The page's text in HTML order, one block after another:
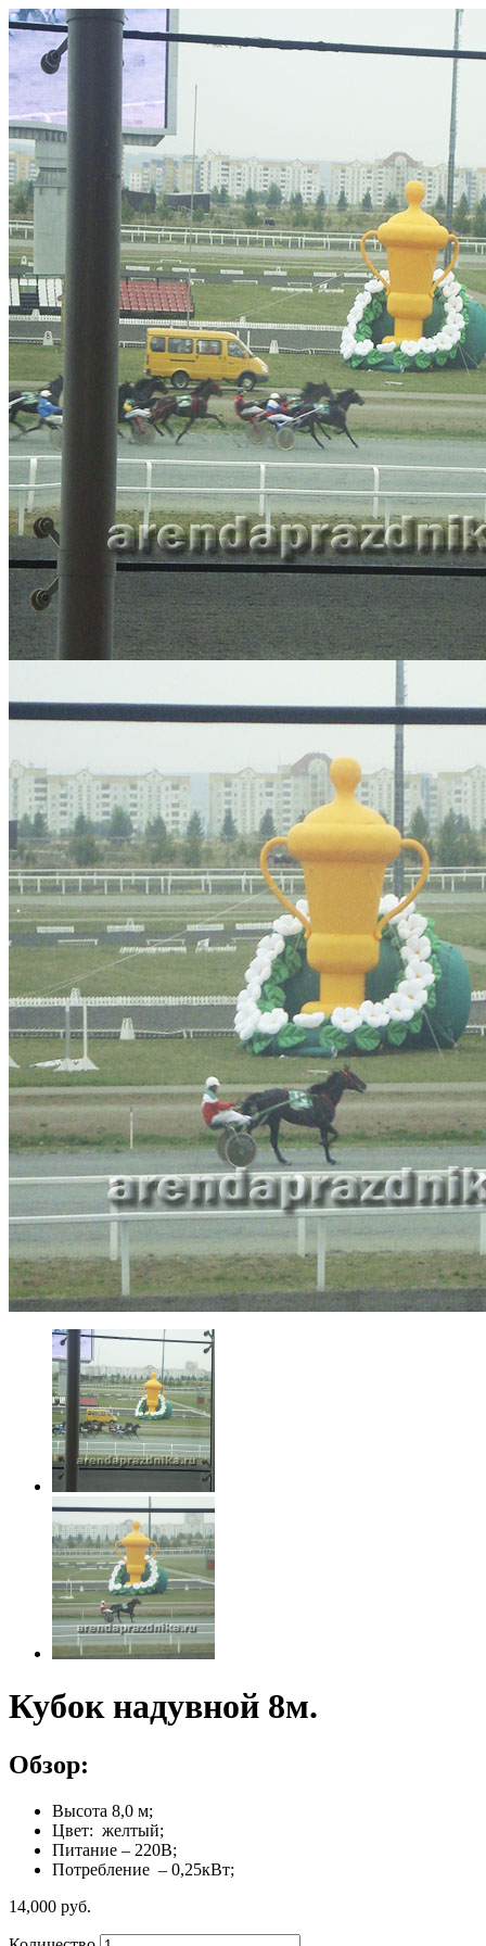
Кубок надувной 8м.
Обзор:
Высота 8,0 м;
Цвет: желтый;
Питание – 220В;
Потребление – 0,25кВт;
14,000 руб.